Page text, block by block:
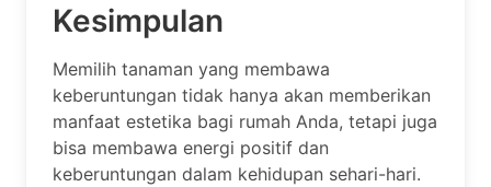
Kesimpulan
Memilih tanaman yang membawa
keberuntungan tidak hanya akan memberikan
manfaat estetika bagi rumah Anda, tetapi juga
bisa membawa energi positif dan
keberuntungan dalam kehidupan sehari-hari.